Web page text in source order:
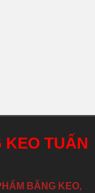
KEO TUẤN
BĂNG KEO,